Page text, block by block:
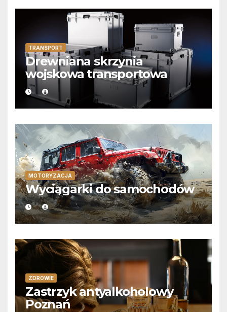
TRANSPORT
Drewniana skrzynia
wojskowa transportowa
MOTORYZACJA
Wyciągarki do samochodów
ZDROWIE
Zastrzyk antyalkoholowy
Poznań